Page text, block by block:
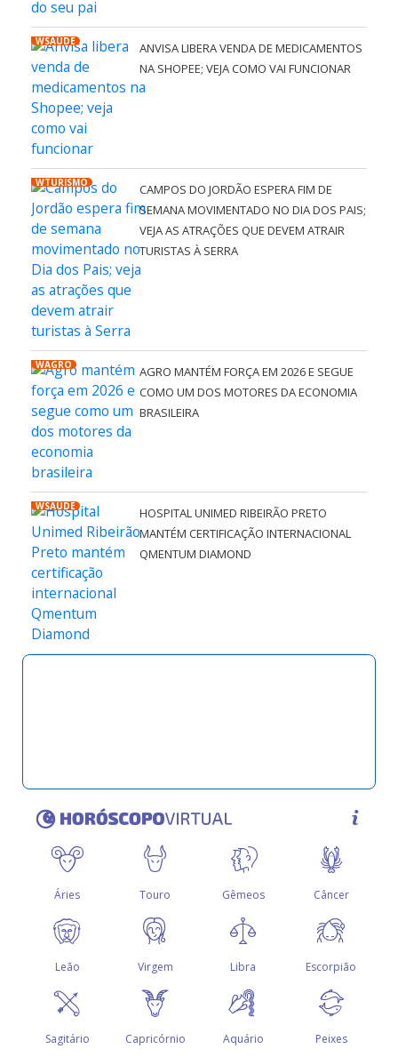
WSAÚDE
ANVISA LIBERA VENDA DE MEDICAMENTOS
NA SHOPEE; VEJA COMO VAI FUNCIONAR
WTURISMO
CAMPOS DO JORDÃO ESPERA FIM DE
SEMANA MOVIMENTADO NO DIA DOS PAIS;
VEJA AS ATRAÇÕES QUE DEVEM ATRAIR
TURISTAS À SERRA
WAGRO
AGRO MANTÉM FORÇA EM 2026 E SEGUE
COMO UM DOS MOTORES DA ECONOMIA
BRASILEIRA
WSAÚDE
HOSPITAL UNIMED RIBEIRÃO PRETO
MANTÉM CERTIFICAÇÃO INTERNACIONAL
QMENTUM DIAMOND